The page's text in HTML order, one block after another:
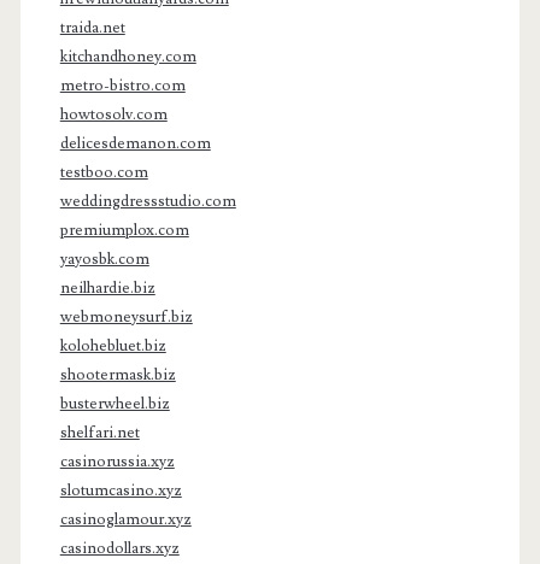
traida.net
kitchandhoney.com
metro-bistro.com
howtosolv.com
delicesdemanon.com
testboo.com
weddingdressstudio.com
premiumplox.com
yayosbk.com
neilhardie.biz
webmoneysurf.biz
kolohebluet.biz
shootermask.biz
busterwheel.biz
shelfari.net
casinorussia.xyz
slotumcasino.xyz
casinoglamour.xyz
casinodollars.xyz